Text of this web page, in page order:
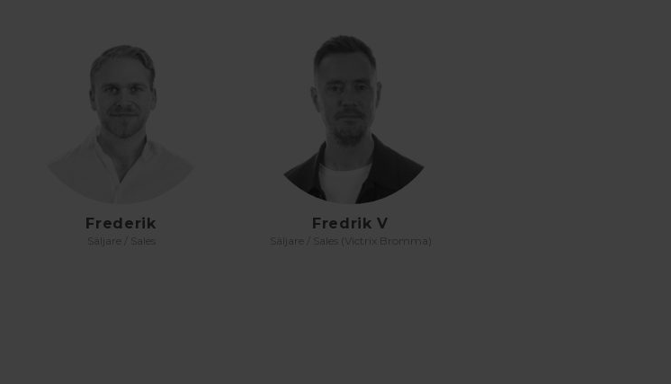
Frederik
Säljare / Sales
Fredrik V
Säljare / Sales (Victrix Bromma)